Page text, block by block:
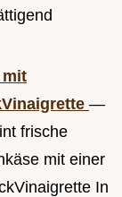
mit
—
frische
mit einer
In